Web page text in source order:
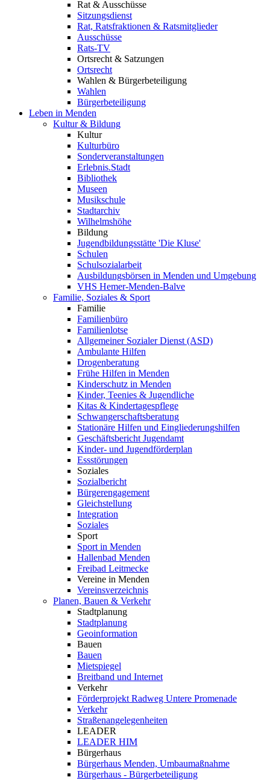
Rat & Ausschüsse
Sitzungsdienst
Rat, Ratsfraktionen & Ratsmitglieder
Ausschüsse
Rats-TV
Ortsrecht & Satzungen
Ortsrecht
Wahlen & Bürgerbeteiligung
Wahlen
Bürgerbeteiligung
Leben in Menden
Kultur & Bildung
Kultur
Kulturbüro
Sonderveranstaltungen
Erlebnis.Stadt
Bibliothek
Museen
Musikschule
Stadtarchiv
Wilhelmshöhe
Bildung
Jugendbildungsstätte 'Die Kluse'
Schulen
Schulsozialarbeit
Ausbildungsbörsen in Menden und Umgebung
VHS Hemer-Menden-Balve
Familie, Soziales & Sport
Familie
Familienbüro
Familienlotse
Allgemeiner Sozialer Dienst (ASD)
Ambulante Hilfen
Drogenberatung
Frühe Hilfen in Menden
Kinderschutz in Menden
Kinder, Teenies & Jugendliche
Kitas & Kindertagespflege
Schwangerschaftsberatung
Stationäre Hilfen und Eingliederungshilfen
Geschäftsbericht Jugendamt
Kinder- und Jugendförderplan
Essstörungen
Soziales
Sozialbericht
Bürgerengagement
Gleichstellung
Integration
Soziales
Sport
Sport in Menden
Hallenbad Menden
Freibad Leitmecke
Vereine in Menden
Vereinsverzeichnis
Planen, Bauen & Verkehr
Stadtplanung
Stadtplanung
Geoinformation
Bauen
Bauen
Mietspiegel
Breitband und Internet
Verkehr
Förderprojekt Radweg Untere Promenade
Verkehr
Straßenangelegenheiten
LEADER
LEADER HIM
Bürgerhaus
Bürgerhaus Menden, Umbaumaßnahme
Bürgerhaus - Bürgerbeteiligung